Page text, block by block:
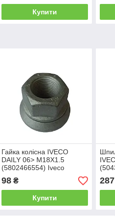
Купити
Гайка колісна IVECO
DAILY 06> M18X1.5
(5802466554) Iveco
98₴
Купити
287